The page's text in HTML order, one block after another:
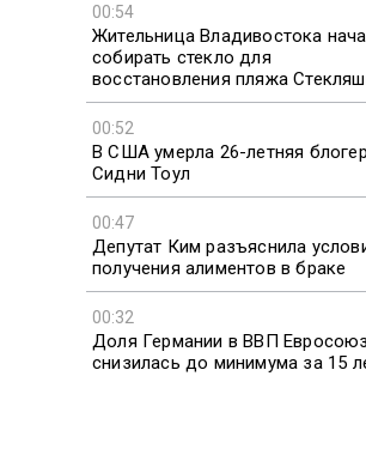
00:54
Жительница Владивостока
собирать стекло для
восстановления пляжа
00:52
В США умерла 26-летняя блогер
Сидни Тоул
00:47
Депутат Ким разъяснила
получения алиментов в браке
00:32
Доля Германии в ВВП
снизилась до минимума за 15